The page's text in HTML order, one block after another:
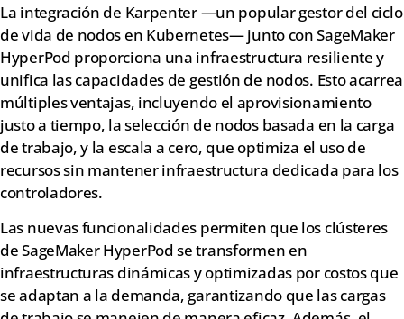
La integración de Karpenter —un popular gestor del ciclo
de vida de nodos en Kubernetes— junto con SageMaker
HyperPod proporciona una infraestructura resiliente y
unifica las capacidades de gestión de nodos. Esto acarrea
múltiples ventajas, incluyendo el aprovisionamiento
justo a tiempo, la selección de nodos basada en la carga
de trabajo, y la escala a cero, que optimiza el uso de
recursos sin mantener infraestructura dedicada para los
controladores.
Las nuevas funcionalidades permiten que los clústeres
de SageMaker HyperPod se transformen en
infraestructuras dinámicas y optimizadas por costos que
se adaptan a la demanda, garantizando que las cargas